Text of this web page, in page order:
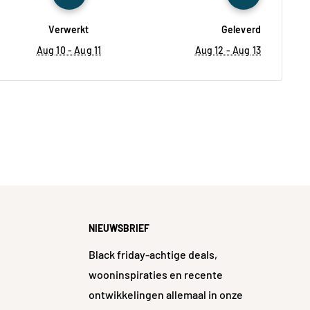
Verwerkt
Aug 10 - Aug 11
Geleverd
Aug 12 - Aug 13
NIEUWSBRIEF
Black friday-achtige deals,
wooninspiraties en recente
ontwikkelingen allemaal in onze